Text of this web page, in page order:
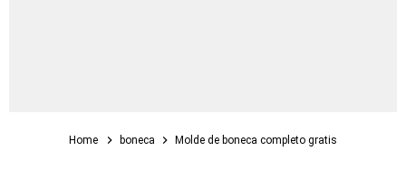
Home boneca Molde de boneca completo gratis